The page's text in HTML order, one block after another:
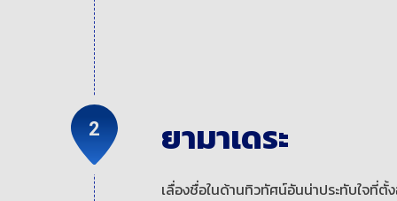
ยามาเดระ
เลื่องชื่อในด้านทิวทัศน์อันน่าประทับใจที่